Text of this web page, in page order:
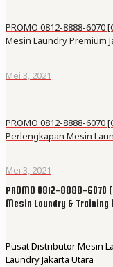
PROMO 0812-8888-6070
Mesin Laundry Premium
Mei 3, 2021
PROMO 0812-8888-6070
Perlengkapan Mesin
Mei 3, 2021
PROMO 0812-8888-6070
Mesin Laundry &
Pusat Distributor Mesin
Laundry Jakarta Utara